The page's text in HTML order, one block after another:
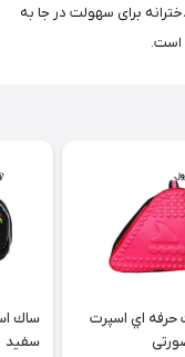
برای سهولت در جا به
است.
اي اسپرت
سفید